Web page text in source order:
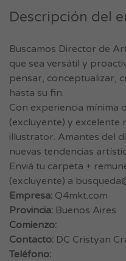
Descripción del
Buscamos Director de
que sea versátil y
pensar, conceptualizar,
hasta su fin.
Con experiencia mínima
(excluyente) y excelente
illustrator. Amantes del
nuevas tendencias
Enviá tu carpeta +
(excluyente) a
Empresa: Q4mkt.com
Provincia: Buenos Aires
Comienzo:
Contacto: DC Cristyan
Teléfono: